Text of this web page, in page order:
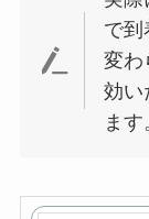
で到
変わ
効い
ます